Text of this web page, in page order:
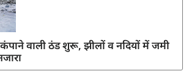
वाली ठंड शुरू, झीलों व नदियों में जमी